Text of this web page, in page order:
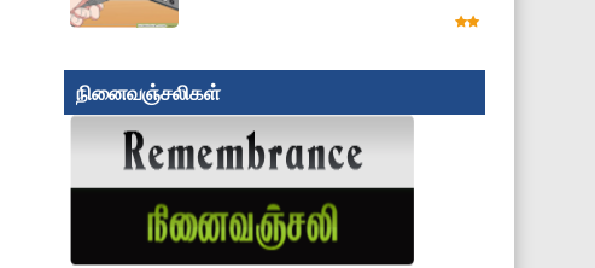
நினைவஞ்சலிகள்